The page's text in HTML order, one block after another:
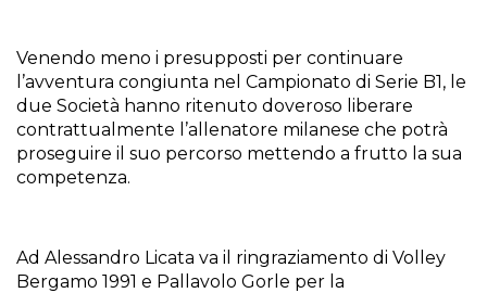
Venendo meno i presupposti per continuare
l’avventura congiunta nel Campionato di Serie B1, le
due Società hanno ritenuto doveroso liberare
contrattualmente l’allenatore milanese che potrà
proseguire il suo percorso mettendo a frutto la sua
competenza.
Ad Alessandro Licata va il ringraziamento di Volley
Bergamo 1991 e Pallavolo Gorle per la